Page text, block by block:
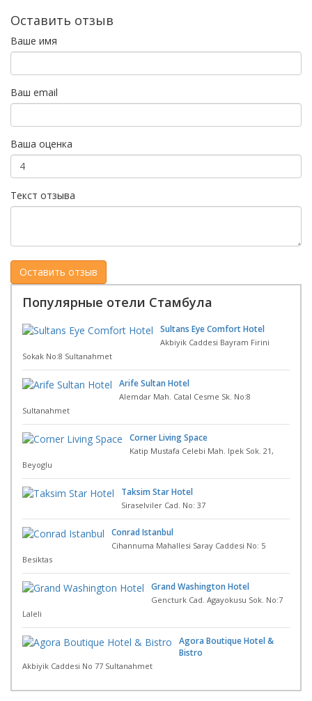
Оставить отзыв
Ваше имя
Ваш email
Ваша оценка
Текст отзыва
Популярные отели Стамбула
Sultans Eye Comfort Hotel
Akbiyik Caddesi Bayram Firini
Sokak No:8 Sultanahmet
Arife Sultan Hotel
Alemdar Mah. Catal Cesme Sk. No:8
Sultanahmet
Corner Living Space
Katip Mustafa Celebi Mah. Ipek Sok. 21,
Beyoglu
Taksim Star Hotel
Siraselviler Cad. No: 37
Conrad Istanbul
Cihannuma Mahallesi Saray Caddesi No: 5
Besiktas
Grand Washington Hotel
Gencturk Cad. Agayokusu Sok. No:7
Laleli
Agora Boutique Hotel &
Bistro
Akbiyik Caddesi No 77 Sultanahmet